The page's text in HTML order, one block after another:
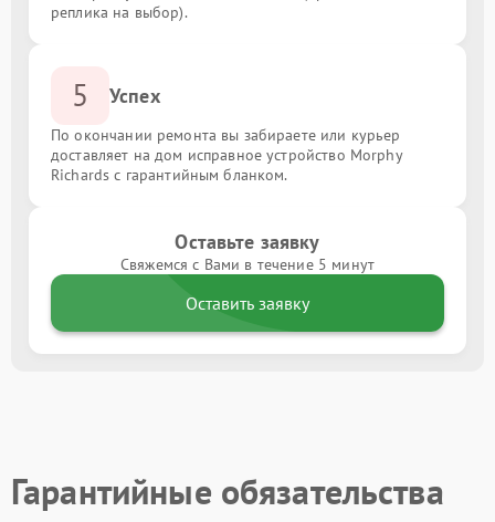
реплика на выбор).
5 Успех
По окончании ремонта вы забираете или курьер
доставляет на дом исправное устройство Morphy
Richards с гарантийным бланком.
Оставьте заявку
Свяжемся с Вами в течение 5 минут
Оставить заявку
Гарантийные обязательства